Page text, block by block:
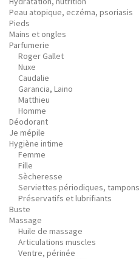
Peau atopique, eczéma, psoriasis
Pieds
Mains et ongles
Parfumerie
Roger Gallet
Nuxe
Caudalie
Garancia, Laino
Matthieu
Homme
Déodorant
Je mépile
Hygiène intime
Femme
Fille
Sècheresse
Serviettes périodiques,
Préservatifs et lubrifiants
Buste
Massage
Huile de massage
Articulations muscles
Ventre, périnée